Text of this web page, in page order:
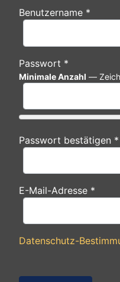
Benutzername *
Passwort *
Minimale Anzahl —
Passwort bestätigen *
E-Mail-Adresse *
Datenschutz-